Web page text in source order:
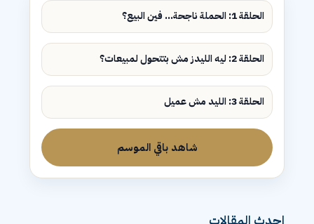
الحلقة 1: الحملة ناجحة... فين البيع؟
الحلقة 2: ليه الليدز مش بتتحول لمبيعات؟
الحلقة 3: الليد مش عميل
شاهد باقي الموسم
احدث المقالات